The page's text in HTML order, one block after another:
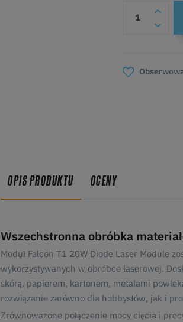
OPIS PRODUKTU OCENY
Wszechstronna obróbka
Moduł Falcon T1 20W Diode Laser Module
wykorzystywanych w obróbce laserowej.
skórą, papierem, kartonem, metalami
rozwiązanie zarówno dla hobbystów, jak i
Zrównoważone połączenie mocy cięcia i